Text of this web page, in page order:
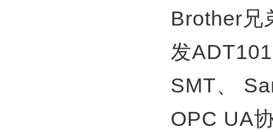
Brother兄
发
SMT、
OPC UA